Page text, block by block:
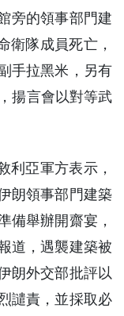
旁的領事部門建
衛隊成員死亡，
手拉黑米，另有
揚言會以對等武
利亞軍方表示，
朗領事部門建築
備舉辦開齋宴，
道，遇襲建築被
朗外交部批評以
譴責，並採取必